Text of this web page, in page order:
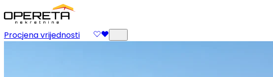
Procjena vrijednosti